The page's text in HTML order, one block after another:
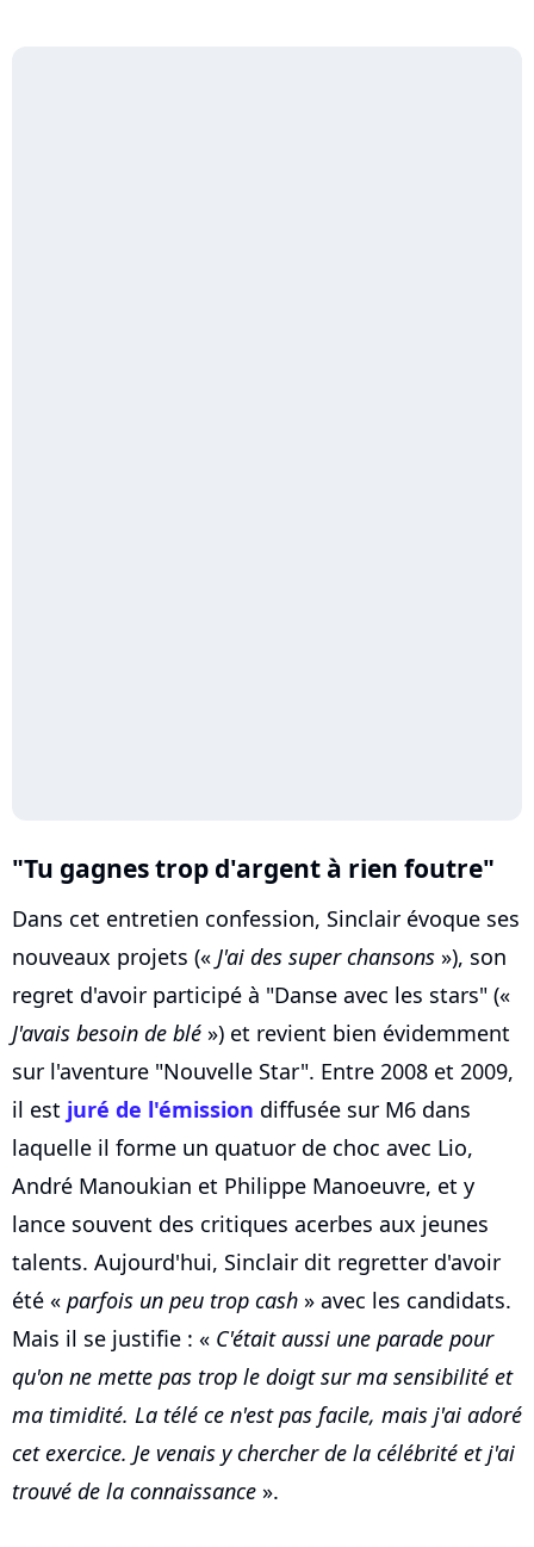
"Tu gagnes trop d'argent à rien foutre"
Dans cet entretien confession, Sinclair évoque ses
nouveaux projets (« J'ai des super chansons »), son
regret d'avoir participé à "Danse avec les stars" («
J'avais besoin de blé ») et revient bien évidemment
sur l'aventure "Nouvelle Star". Entre 2008 et 2009,
il est juré de l'émission diffusée sur M6 dans
laquelle il forme un quatuor de choc avec Lio,
André Manoukian et Philippe Manoeuvre, et y
lance souvent des critiques acerbes aux jeunes
talents. Aujourd'hui, Sinclair dit regretter d'avoir
été « parfois un peu trop cash » avec les candidats.
Mais il se justifie : « C'était aussi une parade pour
qu'on ne mette pas trop le doigt sur ma sensibilité et
ma timidité. La télé ce n'est pas facile, mais j'ai adoré
cet exercice. Je venais y chercher de la célébrité et j'ai
trouvé de la connaissance ».